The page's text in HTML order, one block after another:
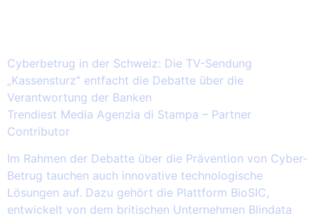
Cyberbetrug in der Schweiz: Die TV-Sendung
„Kassensturz“ entfacht die Debatte über die
Verantwortung der Banken
Trendiest Media Agenzia di Stampa – Partner
Contributor
Im Rahmen der Debatte über die Prävention von Cyber-
Betrug tauchen auch innovative technologische
Lösungen auf. Dazu gehört die Plattform BioSIC,
entwickelt von dem britischen Unternehmen Blindata